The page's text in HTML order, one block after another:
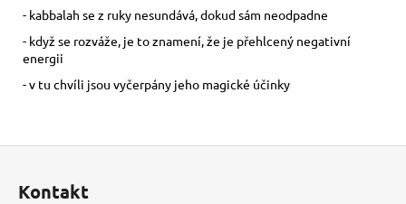
- kabbalah se z ruky nesundává, dokud sám neodpadne
- když se rozváže, je to znamení, že je přehlcený negativní
energii
- v tu chvíli jsou vyčerpány jeho magické účinky
Kontakt